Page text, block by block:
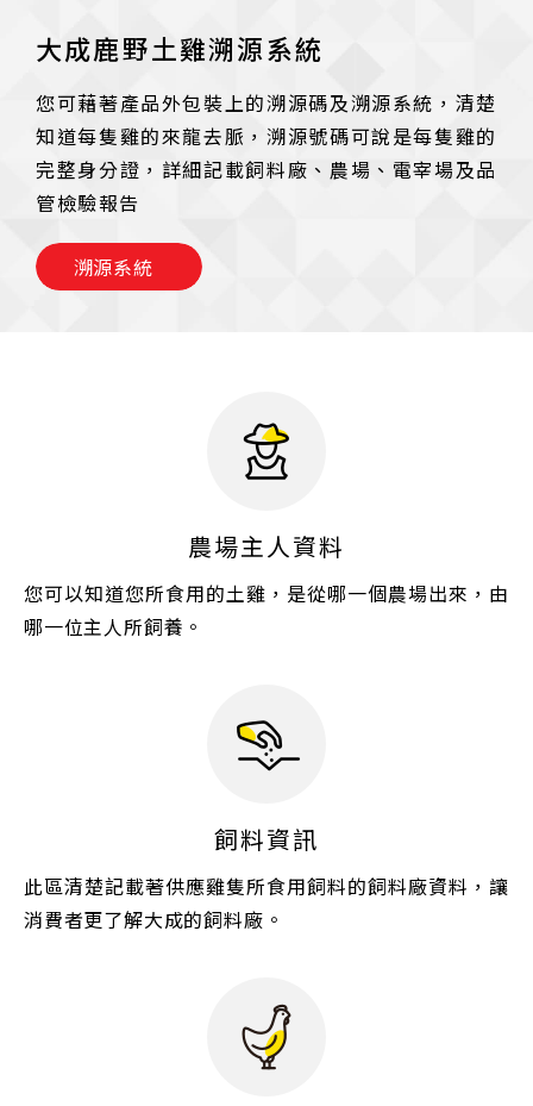
大成鹿野土雞溯源系統
您可藉著產品外包裝上的溯源碼及溯源系統，清楚
知道每隻雞的來龍去脈，溯源號碼可說是每隻雞的
完整身分證，詳細記載飼料廠、農場、電宰場及品
管檢驗報告
溯源系統
農場主人資料
您可以知道您所食用的土雞，是從哪一個農場出來，由
哪一位主人所飼養。
飼料資訊
此區清楚記載著供應雞隻所食用飼料的飼料廠資料，讓
消費者更了解大成的飼料廠。